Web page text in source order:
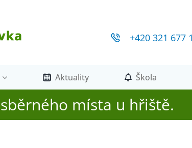
+420 321 677
Aktuality Škola
místa u hřiště.